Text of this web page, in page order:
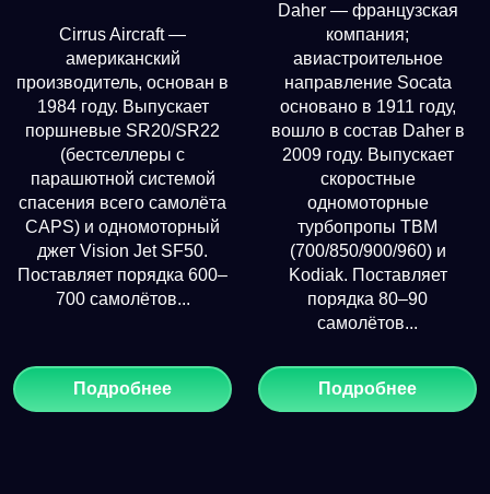
Cirrus Aircraft —
американский
производитель, основан в
1984 году. Выпускает
поршневые SR20/SR22
(бестселлеры с
парашютной системой
спасения всего самолёта
CAPS) и одномоторный
джет Vision Jet SF50.
Поставляет порядка 600–
700 самолётов...
Подробнее
Daher — французская
компания;
авиастроительное
направление Socata
основано в 1911 году,
вошло в состав Daher в
2009 году. Выпускает
скоростные
одномоторные
турбопропы TBM
(700/850/900/960) и
Kodiak. Поставляет
порядка 80–90
самолётов...
Подробнее